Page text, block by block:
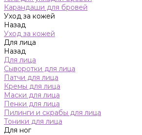
Карандаши для бровей
Уход за кожей
Назад
Уход за кожей
Для лица
Назад
Для лица
Сыворотки для лица
Патчи для лица
Кремы для лица
Маски для лица
Пенки для лица
Пилинги и скрабы для лица
Тоники для лица
Для ног